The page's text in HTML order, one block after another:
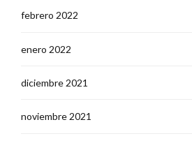
febrero 2022
enero 2022
diciembre 2021
noviembre 2021